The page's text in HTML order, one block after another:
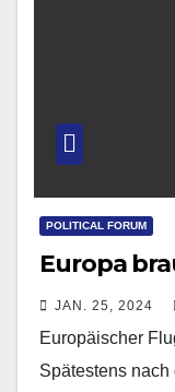
POLITICAL FORUM
Europa
JAN. 25, 2024
Europäischer
Spätestens